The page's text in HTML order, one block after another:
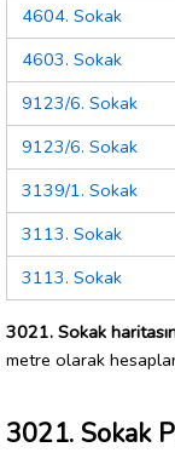
4604. Sokak
4603. Sokak
9123/6. Sokak
9123/6. Sokak
3139/1. Sokak
3113. Sokak
3113. Sokak
3021. Sokak
metre olarak
3021. Sokak